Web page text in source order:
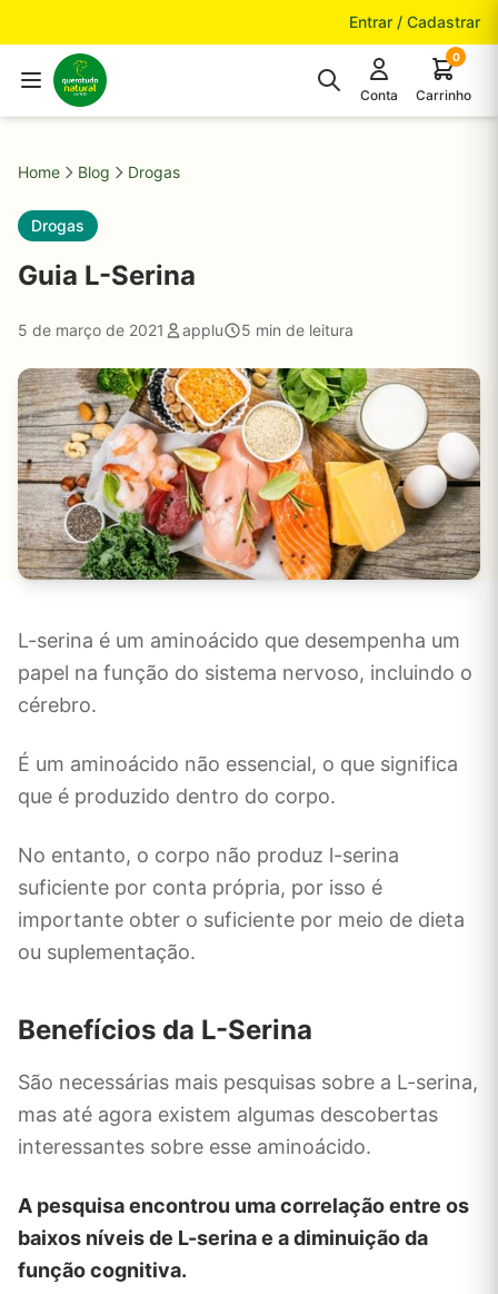
Entrar / Cadastrar
Conta
0
Carrinho
Home Blog Drogas
Drogas
Guia L-Serina
5 de março de 2021 applu 5 min de leitura
L-serina é um aminoácido que desempenha um
papel na função do sistema nervoso, incluindo o
cérebro.
É um aminoácido não essencial, o que significa
que é produzido dentro do corpo.
No entanto, o corpo não produz l-serina
suficiente por conta própria, por isso é
importante obter o suficiente por meio de dieta
ou suplementação.
Benefícios da L-Serina
São necessárias mais pesquisas sobre a L-serina,
mas até agora existem algumas descobertas
interessantes sobre esse aminoácido.
A pesquisa encontrou uma correlação entre os
baixos níveis de L-serina e a diminuição da
função cognitiva.